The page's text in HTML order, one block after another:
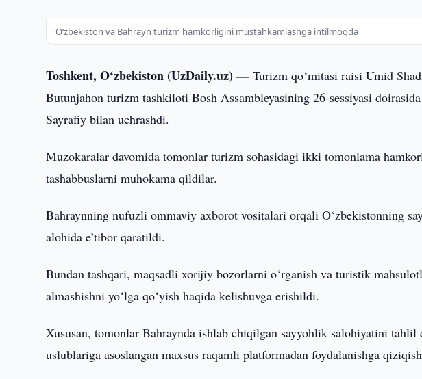
O‘zbekiston va Bahrayn turizm hamkorligini mustahkamlashga intilmoqda
Toshkent, O‘zbekiston (UzDaily.uz) —Turizm qo‘mitasi raisi Umid
Butunjahon turizm tashkiloti Bosh Assambleyasining 26-sessiyasi
Sayrafiy bilan uchrashdi.
Muzokaralar davomida tomonlar turizm sohasidagi ikki tomonlama
tashabbuslarni muhokama qildilar.
Bahraynning nufuzli ommaviy axborot vositalari orqali O‘zbekistonning
alohida e’tibor qaratildi.
Bundan tashqari, maqsadli xorijiy bozorlarni o‘rganish va turistik
almashishni yo‘lga qo‘yish haqida kelishuvga erishildi.
Xususan, tomonlar Bahraynda ishlab chiqilgan sayyohlik salohiyatini
uslublariga asoslangan maxsus raqamli platformadan foydalanishga